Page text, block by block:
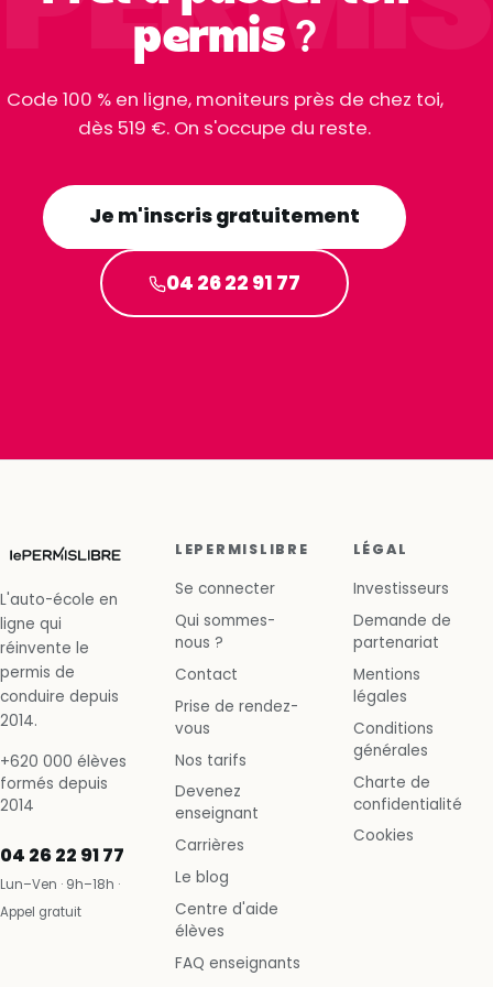
permis ?
Code 100 % en ligne, moniteurs près de chez toi,
dès 519 €. On s'occupe du reste.
Je m'inscris gratuitement
04 26 22 91 77
L'auto-école en
ligne qui
réinvente le
permis de
conduire depuis
2014.
+620 000 élèves
formés depuis
2014
04 26 22 91 77
Lun–Ven · 9h–18h ·
Appel gratuit
LEPERMISLIBRE
Se connecter
Qui sommes-
nous ?
Contact
Prise de rendez-
vous
Nos tarifs
Devenez
enseignant
Carrières
Le blog
Centre d'aide
élèves
FAQ enseignants
LÉGAL
Investisseurs
Demande de
partenariat
Mentions
légales
Conditions
générales
Charte de
confidentialité
Cookies